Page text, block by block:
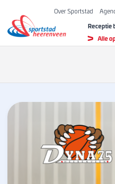
Over Sportstad
Receptie
Alle